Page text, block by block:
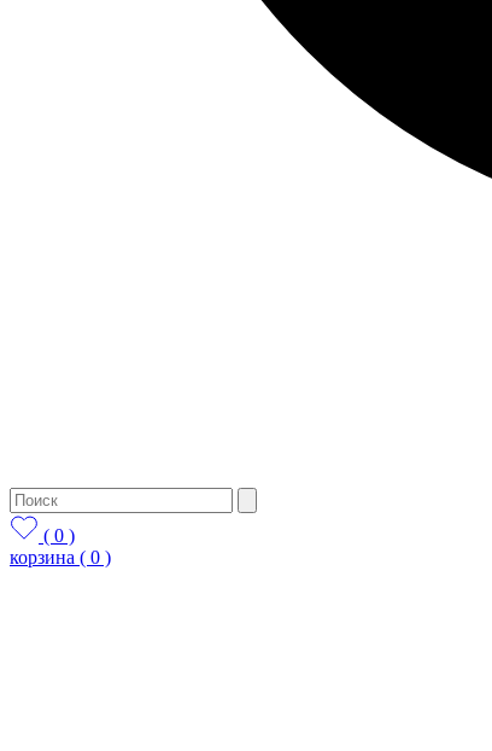
( 0 )
корзина ( 0 )